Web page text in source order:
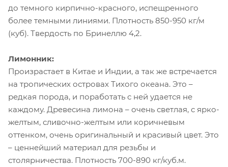
до темного кирпично-красного, испещренного
более темными линиями. Плотность 850-950 кг/м
(куб). Твердость по Бринеллю 4,2.
Лимонник:
Произрастает в Китае и Индии, а так же встречается
на тропических островах Тихого океана. Это –
редкая порода, и поработать с ней удается не
каждому. Древесина лимона – очень светлая, с ярко-
желтым, сливочно-желтым или коричневым
оттенком, очень оригинальный и красивый цвет. Это
– ценнейший материал для резьбы и
столярничества. Плотность 700-890 кг/куб.м.